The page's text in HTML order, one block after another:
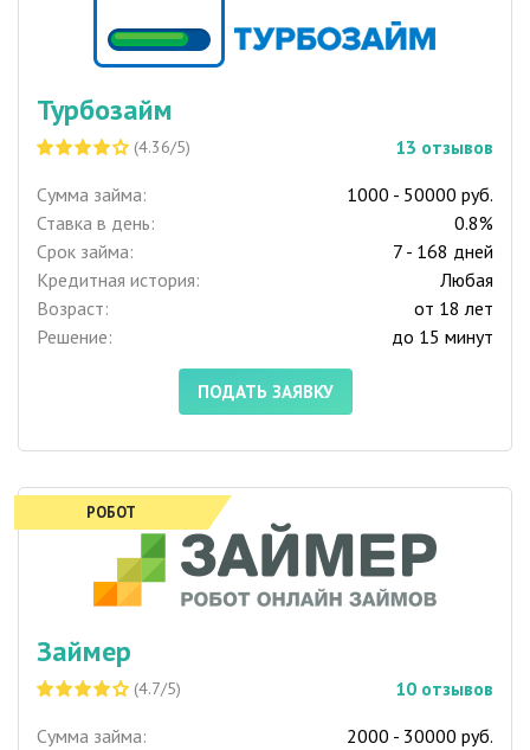
Турбозайм
(4.36/5) 13 отзывов
Сумма займа:
1000 - 50000 руб.
Ставка в день:
0.8%
Срок займа:
7 - 168 дней
Кредитная история:
Любая
Возраст:
от 18 лет
Решение:
до 15 минут
ПОДАТЬ ЗАЯВКУ
РОБОТ
Займер
(4.7/5) 10 отзывов
Сумма займа:
2000 - 30000 руб.